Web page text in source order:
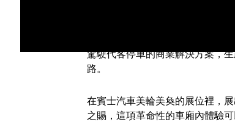
預計今年在有測試駕駛人監督的
駕駛代客停車的商業解決方案，
路。
在賓士汽車美輪美奐的展位裡，
之賜，這項革命性的車廂內體驗